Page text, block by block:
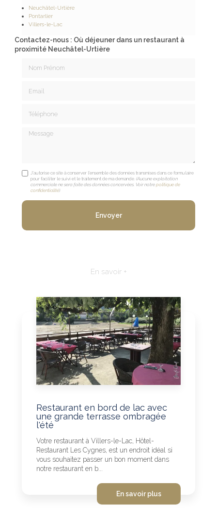
Neuchâtel-Urtière
Pontarlier
Villers-le-Lac
Contactez-nous : Où déjeuner dans un restaurant à
proximité Neuchâtel-Urtière
Message
J'autorise ce site à conserver l'ensemble des données transmises dans ce formulaire
pour faciliter le suivi et le traitement de ma demande.(Aucune exploitation
commerciale ne sera faite des données concervées. Voir notrepolitique de
confidentialité)
En savoir +
Restaurant en bord de lac avec
une grande terrasse ombragée
l'été
Votre restaurant à Villers-le-Lac, Hôtel-
Restaurant Les Cygnes, est un endroit idéal si
vous souhaitez passer un bon moment dans
notre restaurant en b...
En savoir plus